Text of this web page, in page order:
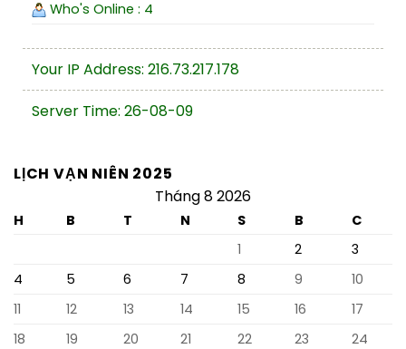
Who's Online : 4
Your IP Address: 216.73.217.178
Server Time: 26-08-09
LỊCH VẠN NIÊN 2025
Tháng 8 2026
H B T N S B
C
1
2
3
4
5 6 7 8 9
10
11
12 13 14 15 16
17
18
19 20 21 22 23
24